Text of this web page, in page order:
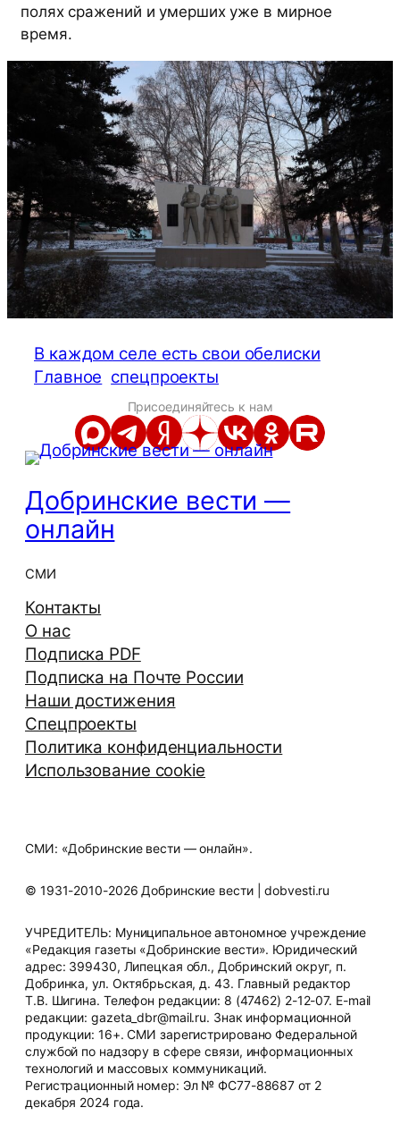
полях сражений и умерших уже в мирное
время.
В каждом селе есть свои обелиски
Главное спецпроекты
Присоединяйтесь к нам
Добринские вести —
онлайн
СМИ
Контакты
О нас
Подписка PDF
Подписка на Почте России
Наши достижения
Спецпроекты
Политика конфиденциальности
Использование cookie
СМИ: «Добринские вести — онлайн».
© 1931-2010-2026 Добринские вести | dobvesti.ru
УЧРЕДИТЕЛЬ: Муниципальное автономное учреждение
«Редакция газеты «Добринские вести». Юридический
адрес: 399430, Липецкая обл., Добринский округ, п.
Добринка, ул. Октябрьская, д. 43. Главный редактор
Т.В. Шигина. Телефон редакции: 8 (47462) 2-12-07. E-mail
редакции: gazeta_dbr@mail.ru. Знак информационной
продукции: 16+. СМИ зарегистрировано Федеральной
службой по надзору в сфере связи, информационных
технологий и массовых коммуникаций.
Регистрационный номер: Эл № ФС77-88687 от 2
декабря 2024 года.